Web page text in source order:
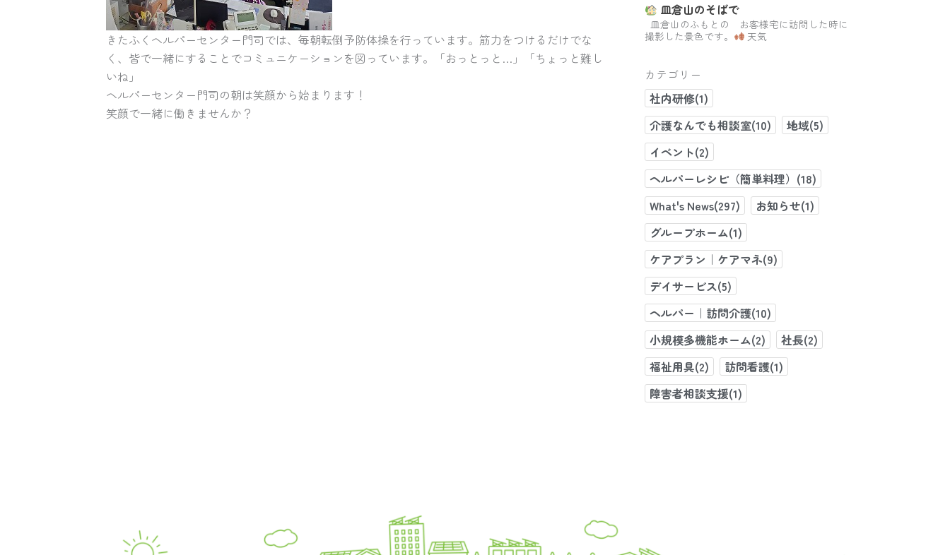
きたふくヘルパーセンター門司では、毎朝転倒予防体操を行っています。筋力をつけるだけでな
く、皆で一緒にすることでコミュニケーションを図っています。「おっとっと…」「ちょっと難し
いね」
ヘルパーセンター門司の朝は笑顔から始まります！
笑顔で一緒に働きませんか？
皿倉山のそばで
皿倉山のふもとの お客様宅に訪問した時に
撮影した景色です。
天気
カテゴリー
社内研修(1)
介護なんでも相談室(10)
地域(5)
イベント(2)
ヘルパーレシピ（簡単料理）(18)
What's News(297)
お知らせ(1)
グループホーム(1)
ケアプラン｜ケアマネ(9)
デイサービス(5)
ヘルパー｜訪問介護(10)
小規模多機能ホーム(2)
社長(2)
福祉用具(2)
訪問看護(1)
障害者相談支援(1)